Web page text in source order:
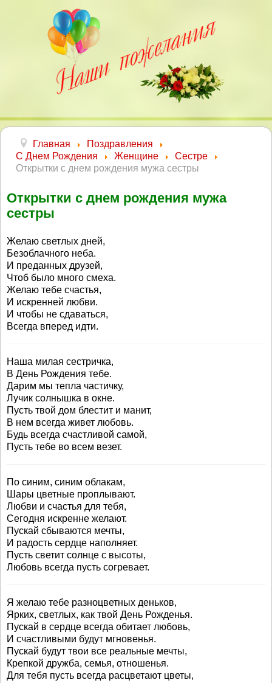
Главная
Поздравления
С Днем Рождения
Женщине
Сестре
Открытки с днем рождения мужа сестры
Открытки с днем рождения мужа
сестры
Желаю светлых дней,
Безоблачного неба.
И преданных друзей,
Чтоб было много смеха.
Желаю тебе счастья,
И искренней любви.
И чтобы не сдаваться,
Всегда вперед идти.
Наша милая сестричка,
В День Рождения тебе.
Дарим мы тепла частичку,
Лучик солнышка в окне.
Пусть твой дом блестит и манит,
В нем всегда живет любовь.
Будь всегда счастливой самой,
Пусть тебе во всем везет.
По синим, синим облакам,
Шары цветные проплывают.
Любви и счастья для тебя,
Сегодня искренне желают.
Пускай сбываются мечты,
И радость сердце наполняет.
Пусть светит солнце с высоты,
Любовь всегда пусть согревает.
Я желаю тебе разноцветных деньков,
Ярких, светлых, как твой День Рожденья.
Пускай в сердце всегда обитает любовь,
И счастливыми будут мгновенья.
Пускай будут твои все реальные мечты,
Крепкой дружба, семья, отношенья.
Для тебя пусть всегда расцветают цветы,